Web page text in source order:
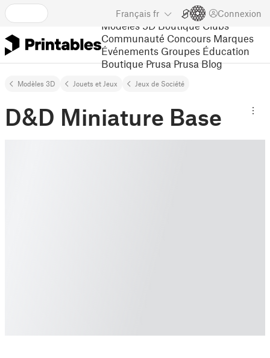
Français fr Connexion
Modèles 3D Boutique Clubs
Communauté Concours Marques
Événements Groupes Éducation
Boutique Prusa Prusa Blog
Modèles 3D Jouets et Jeux Jeux de Société
D&D Miniature Base